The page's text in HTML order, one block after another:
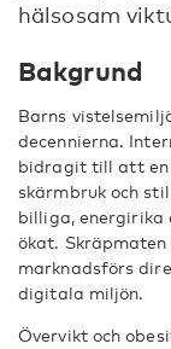
hälsosam
Bakgrund
Barns
decennierna.
bidragit till att en
skärmbruk och
billiga, energirika
ökat.
marknadsförs
digitala miljön.
Övervikt och